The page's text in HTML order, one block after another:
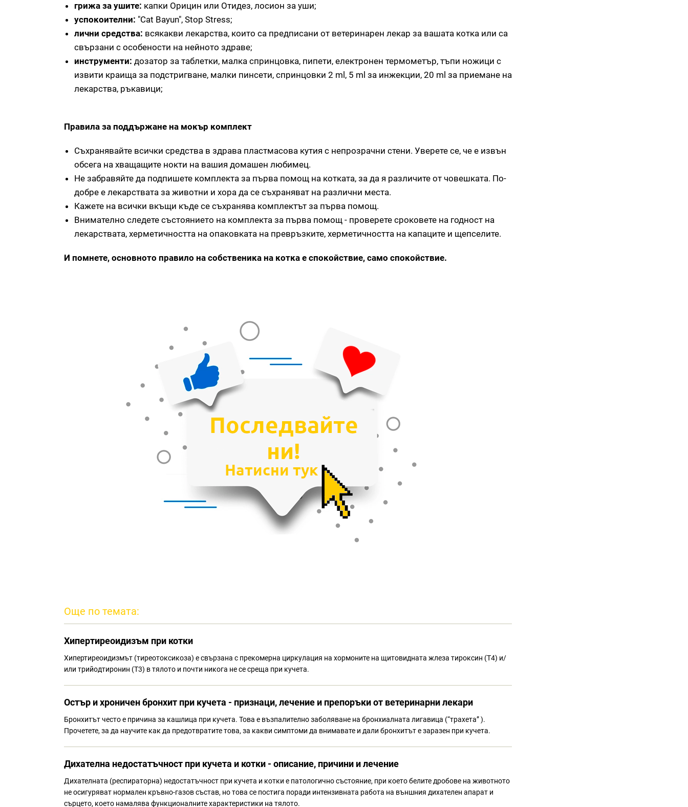
грижа за ушите: капки Орицин или Отидез, лосион за уши;
успокоителни: "Cat Bayun", Stop Stress;
лични средства: всякакви лекарства, които са предписани от ветеринарен лекар за вашата котка или са
свързани с особености на нейното здраве;
инструменти: дозатор за таблетки, малка спринцовка, пипети, електронен термометър, тъпи ножици с
извити краища за подстригване, малки пинсети, спринцовки 2 ml, 5 ml за инжекции, 20 ml за приемане на
лекарства, ръкавици;
Правила за поддържане на мокър комплект
Съхранявайте всички средства в здрава пластмасова кутия с непрозрачни стени. Уверете се, че е извън
обсега на хващащите нокти на вашия домашен любимец.
Не забравяйте да подпишете комплекта за първа помощ на котката, за да я различите от човешката. По-
добре е лекарствата за животни и хора да се съхраняват на различни места.
Кажете на всички вкъщи къде се съхранява комплектът за първа помощ.
Внимателно следете състоянието на комплекта за първа помощ - проверете сроковете на годност на
лекарствата, херметичността на опаковката на превръзките, херметичността на капаците и щепселите.
И помнете, основното правило на собственика на котка е спокойствие, само спокойствие.
Още по темата:
Хипертиреоидизъм при котки
Хипертиреоидизмът (тиреотоксикоза) е свързана с прекомерна циркулация на хормоните на щитовидната жлеза тироксин (Т4) и/
или трийодтиронин (Т3) в тялото и почти никога не се среща при кучета.
Остър и хроничен бронхит при кучета - признаци, лечение и препоръки от ветеринарни лекари
Бронхитът често е причина за кашлица при кучета. Това е възпалително заболяване на бронхиалната лигавица (“трахета” ).
Прочетете, за да научите как да предотвратите това, за какви симптоми да внимавате и дали бронхитът е заразен при кучета.
Дихателна недостатъчност при кучета и котки - описание, причини и лечение
Дихателната (респираторна) недостатъчност при кучета и котки е патологично състояние, при което белите дробове на животното
не осигуряват нормален кръвно-газов състав, но това се постига поради интензивната работа на външния дихателен апарат и
сърцето, което намалява функционалните характеристики на тялото.